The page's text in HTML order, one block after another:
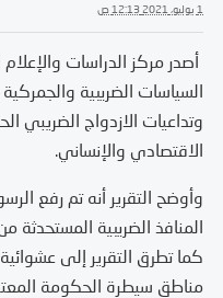
1 يوليو، 2021 12:13 ص
أصدر مركز الدراسات
السياسات الضريبية
وتداعيات الازدواج الضريبي
الاقتصادي والإنساني.
المنافذ الضريبية
كما تطرق التقرير إلى
مناطق سيطرة الحكومة